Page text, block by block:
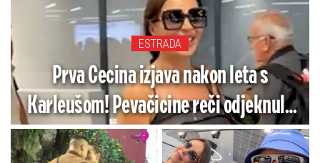
ESTRADA
Prva Cecina izjava nakon leta s
Karleušom! Pevačicine reči odjeknule
aerodromom (VIDEO)